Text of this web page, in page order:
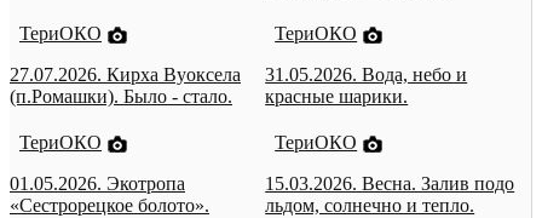
ТериОКО
27.07.2026. Кирха Вуоксела
(п.Ромашки). Было - стало.
ТериОКО
31.05.2026. Вода, небо и
красные шарики.
ТериОКО
01.05.2026. Экотропа
«Сестрорецкое болото».
ТериОКО
15.03.2026. Весна. Залив подо
льдом, солнечно и тепло.